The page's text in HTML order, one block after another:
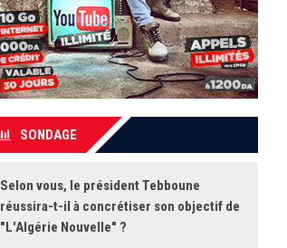
SONDAGE
Selon vous, le président Tebboune
réussira-t-il à concrétiser son objectif de
"L'Algérie Nouvelle" ?